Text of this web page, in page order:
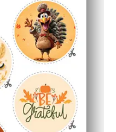
ακριβώς ό, τι